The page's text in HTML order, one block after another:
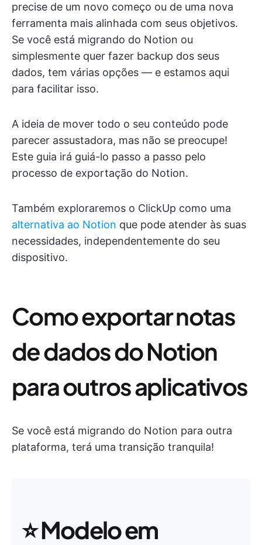
precise de um novo começo ou de uma nova
ferramenta mais alinhada com seus objetivos.
Se você está migrando do Notion ou
simplesmente quer fazer backup dos seus
dados, tem várias opções — e estamos aqui
para facilitar isso.
A ideia de mover todo o seu conteúdo pode
parecer assustadora, mas não se preocupe!
Este guia irá guiá-lo passo a passo pelo
processo de exportação do Notion.
Também exploraremos o ClickUp como uma
alternativa ao Notion que pode atender às suas
necessidades, independentemente do seu
dispositivo.
Como exportar notas
de dados do Notion
para outros aplicativos
Se você está migrando do Notion para outra
plataforma, terá uma transição tranquila!
⭐Modelo em